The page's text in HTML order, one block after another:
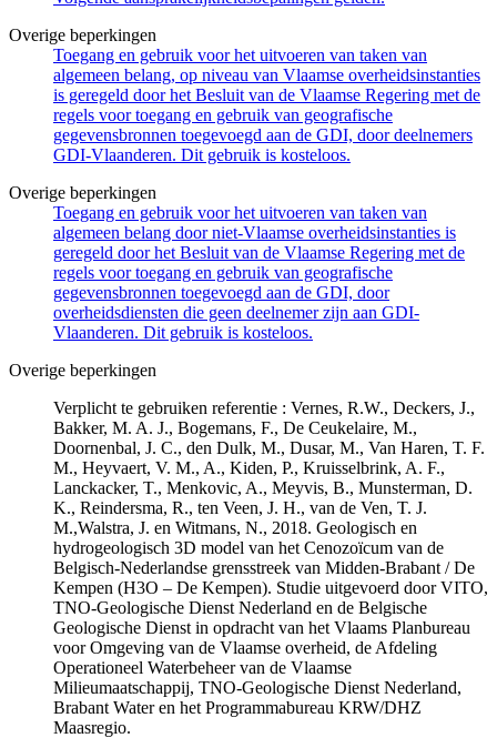
Overige beperkingen
Toegang en gebruik voor het uitvoeren van taken van
algemeen belang, op niveau van Vlaamse overheidsinstanties
is geregeld door het Besluit van de Vlaamse Regering met de
regels voor toegang en gebruik van geografische
gegevensbronnen toegevoegd aan de GDI, door deelnemers
GDI-Vlaanderen. Dit gebruik is kosteloos.
Overige beperkingen
Toegang en gebruik voor het uitvoeren van taken van
algemeen belang door niet-Vlaamse overheidsinstanties is
geregeld door het Besluit van de Vlaamse Regering met de
regels voor toegang en gebruik van geografische
gegevensbronnen toegevoegd aan de GDI, door
overheidsdiensten die geen deelnemer zijn aan GDI-
Vlaanderen. Dit gebruik is kosteloos.
Overige beperkingen
Verplicht te gebruiken referentie : Vernes, R.W., Deckers, J.,
Bakker, M. A. J., Bogemans, F., De Ceukelaire, M.,
Doornenbal, J. C., den Dulk, M., Dusar, M., Van Haren, T. F.
M., Heyvaert, V. M., A., Kiden, P., Kruisselbrink, A. F.,
Lanckacker, T., Menkovic, A., Meyvis, B., Munsterman, D.
K., Reindersma, R., ten Veen, J. H., van de Ven, T. J.
M.,Walstra, J. en Witmans, N., 2018. Geologisch en
hydrogeologisch 3D model van het Cenozoïcum van de
Belgisch-Nederlandse grensstreek van Midden-Brabant / De
Kempen (H3O – De Kempen). Studie uitgevoerd door VITO,
TNO-Geologische Dienst Nederland en de Belgische
Geologische Dienst in opdracht van het Vlaams Planbureau
voor Omgeving van de Vlaamse overheid, de Afdeling
Operationeel Waterbeheer van de Vlaamse
Milieumaatschappij, TNO-Geologische Dienst Nederland,
Brabant Water en het Programmabureau KRW/DHZ
Maasregio.